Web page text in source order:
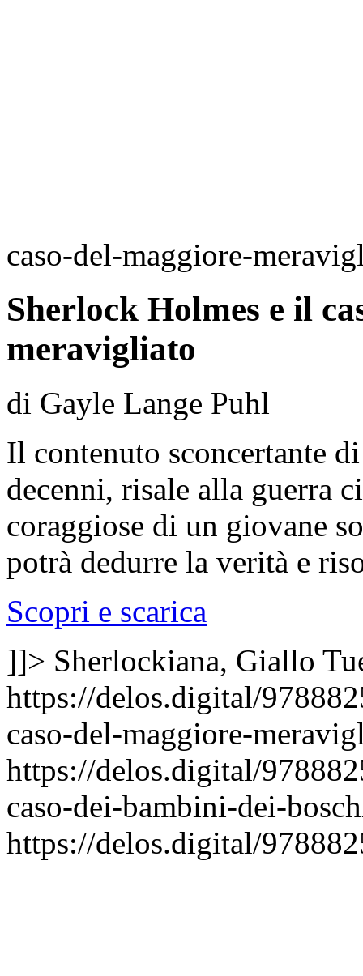
caso-del-maggiore-
Sherlock Holmes e il
meravigliato
di Gayle Lange Puhl
Il contenuto sconcertante
decenni, risale alla guerra
coraggiose di un giovane
potrà dedurre la verità e
Scopri e scarica
]]> Sherlockiana, Giallo
https://delos.digital/
caso-del-maggiore-
https://delos.digital/
caso-dei-bambini-dei-
https://delos.digital/